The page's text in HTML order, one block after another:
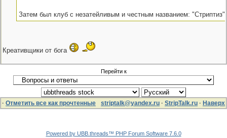
Затем был клуб с незатейливым и честным названием: "Стриптиз"
Креативщики от бога
Перейти к
· Отметить все как прочтенные striptalk@yandex.ru · StripTalk.ru · Наверх
Powered by UBB.threads™ PHP Forum Software 7.6.0